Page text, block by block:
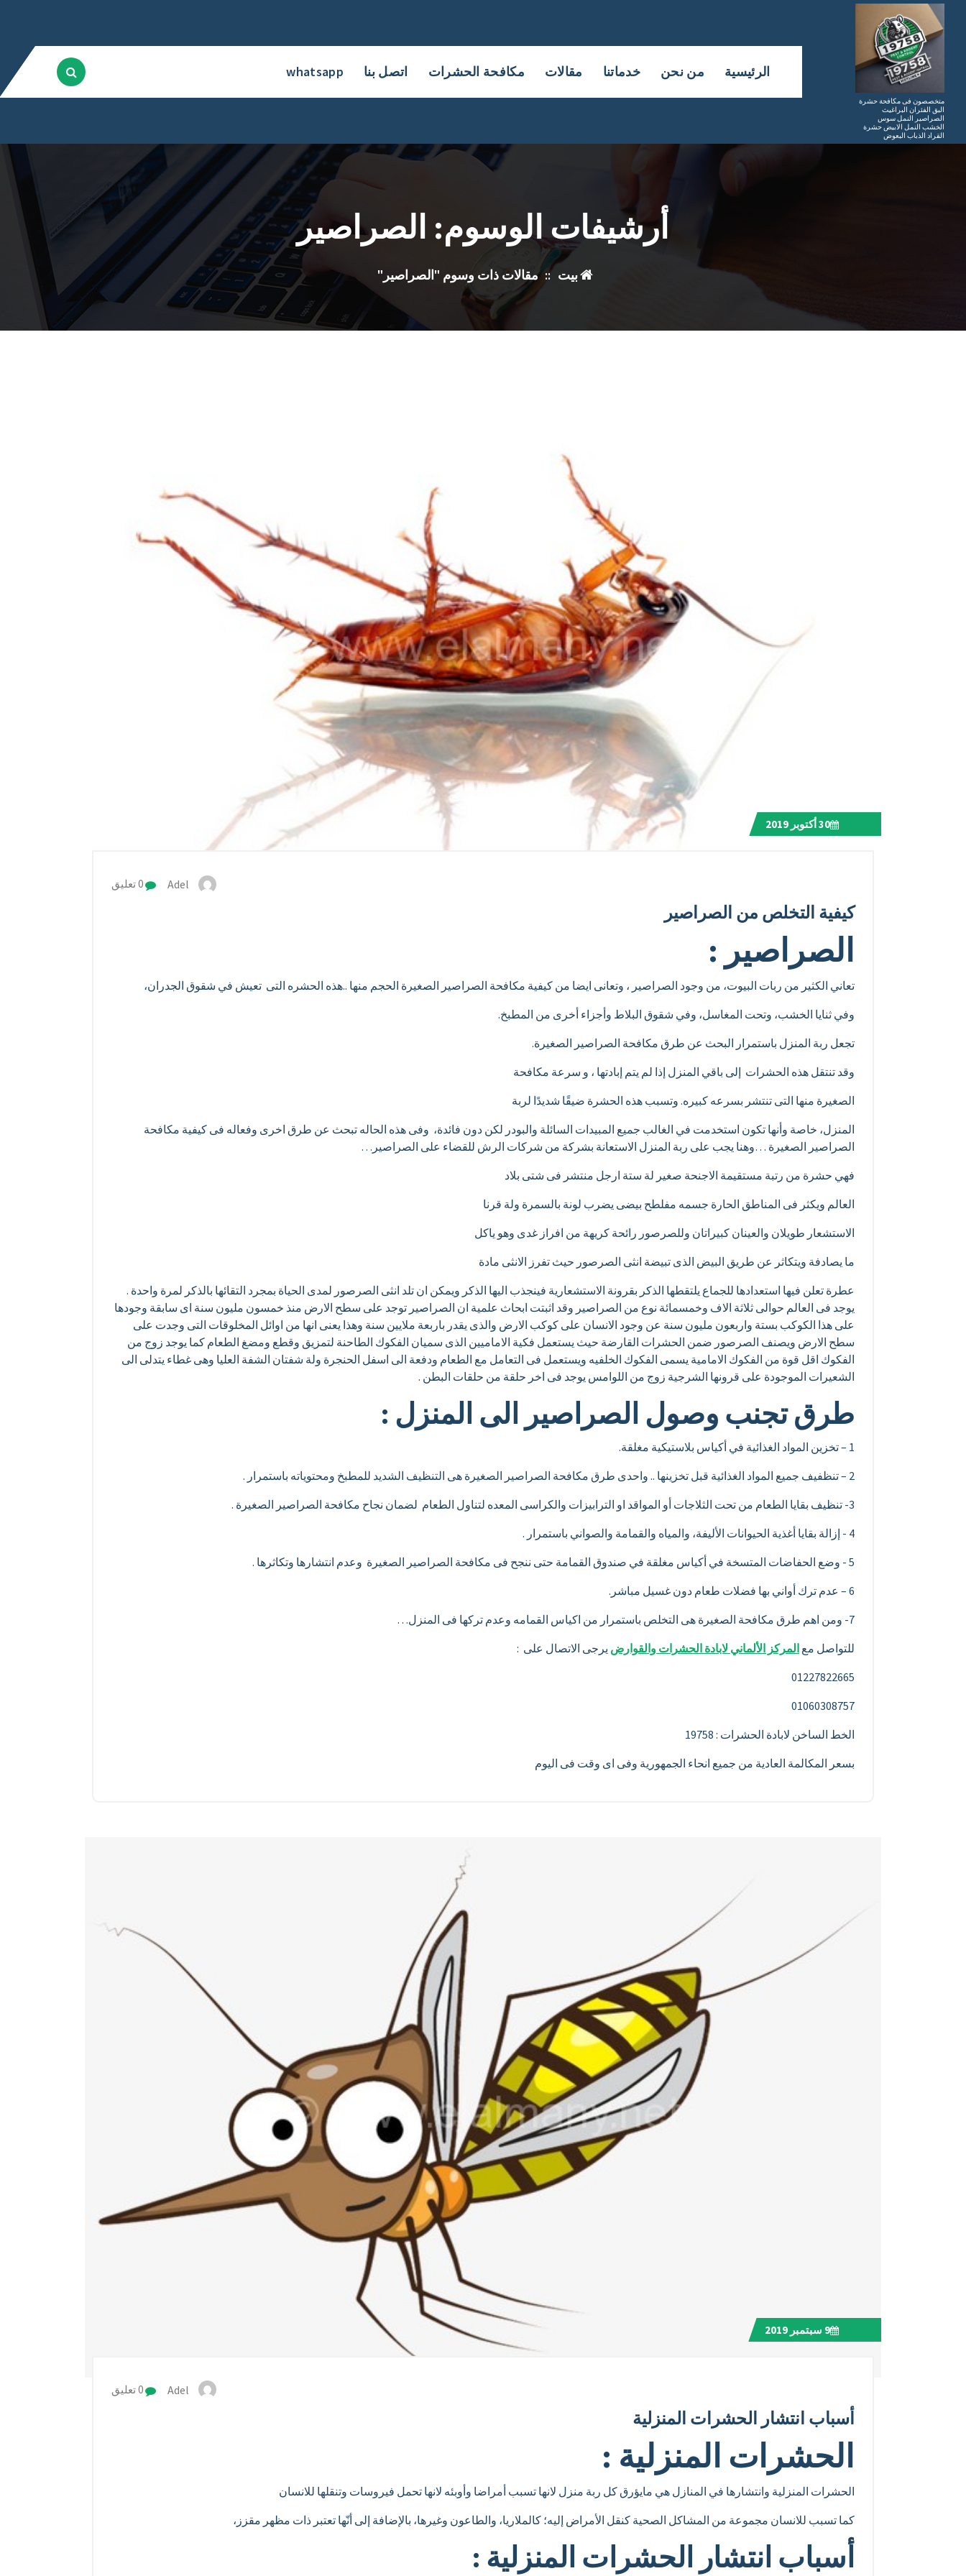
التجاوز
المحتوى
متخصصون فى مكافحة حشرة
البق الفئران البراغيث
الصراصير النمل سوس
الخشب النمل الابيض حشرة
القراد الذباب البعوض
الرئيسية من نحن خدماتنا مقالات مكافحة الحشرات اتصل بنا whatsapp
أرشيفات الوسوم: الصراصير
بيت :: مقالات ذات وسوم "الصراصير"
30أكتوبر 2019
Adel
كيفية التخلص من الصراصير
الصراصير :
تعاني الكثير من ربات البيوت، من وجود الصراصير ، وتعانى ايضا من كيفية مكافحة الصراصير الصغيرة الحجم منها ..هذه الحشره التى تعيش في شقوق الجدران،
وفي ثنايا الخشب، وتحت المغاسل، وفي شقوق البلاط وأجزاء أخرى من المطبخ.
تجعل ربة المنزل باستمرار البحث عن طرق مكافحة الصراصير الصغيرة.
وقد تنتقل هذه الحشرات إلى باقي المنزل إذا لم يتم إبادتها ، و سرعة مكافحة
الصغيرة منها التى تنتشر بسرعه كبيره. وتسبب هذه الحشرة ضيقًا شديدًا لربة
المنزل، خاصة وأنها تكون استخدمت في الغالب جميع المبيدات السائلة والبودر لكن دون فائدة، وفى هذه الحاله تبحث عن طرق اخرى وفعاله فى كيفية مكافحة
الصراصير الصغيرة …وهنا يجب على ربة المنزل الاستعانة بشركة من شركات الرش للقضاء على الصراصير…
فهي حشرة من رتبة مستقيمة الاجنحة صغير لة ستة ارجل منتشر فى شتى بلاد
العالم ويكثر فى المناطق الحارة جسمه مفلطح بيضى يضرب لونة بالسمرة ولة قرنا
الاستشعار طويلان والعينان كبيراتان وللصرصور رائحة كريهة من افراز غدى وهو ياكل
ما يصادفة ويتكاثر عن طريق البيض الذى تبيضة انثى الصرصور حيث تفرز الانثى مادة
عطرة تعلن فيها استعدادها للجماع يلتقطها الذكر بقرونة الاستشعارية فينجذب اليها الذكر ويمكن ان تلد انثى الصرصور لمدى الحياة بمجرد التقائها بالذكر لمرة واحدة .
يوجد فى العالم حوالى ثلاثة الاف وخمسمائة نوع من الصراصير وقد اثبتت ابحاث علمية ان الصراصير توجد على سطح الارض منذ خمسون مليون سنة اى سابقة وجودها
على هذا الكوكب بستة واربعون مليون سنة عن وجود الانسان على كوكب الارض والذى يقدر باربعة ملايين سنة وهذا يعنى انها من اوائل المخلوقات التى وجدت على
سطح الارض ويصنف الصرصور ضمن الحشرات القارضة حيث يستعمل فكية الاماميين الذى سميان الفكوك الطاحنة لتمزيق وقطع ومضغ الطعام كما يوجد زوج من
الفكوك اقل قوة من الفكوك الامامية يسمى الفكوك الخلفيه ويستعمل فى التعامل مع الطعام ودفعة الى اسفل الحنجرة ولة شفتان الشفة العليا وهى غطاء يتدلى الى
الشعيرات الموجودة على قرونها الشرجية زوج من اللوامس يوجد فى اخر حلقة من حلقات البطن .
طرق تجنب وصول الصراصير الى المنزل :
1 – تخزين المواد الغذائية في أكياس بلاستيكية مغلقة.
2 – تنظفيف جميع المواد الغذائية قبل تخزينها .. واحدى طرق مكافحة الصراصير الصغيرة هى التنظيف الشديد للمطبخ ومحتوياته باستمرار .
3- تنظيف بقايا الطعام من تحت الثلاجات أو المواقد او الترابيزات والكراسى المعده لتناول الطعام لضمان نجاح مكافحة الصراصير الصغيرة .
4 -‎ إزالة بقايا أغذية الحيوانات الأليفة، والمياه والقمامة والصواني باستمرار .
5 ‎- وضع الحفاضات المتسخة في أكياس مغلقة في صندوق القمامة حتى ننجح فى مكافحة الصراصير الصغيرة وعدم انتشارها وتكاثرها .
6 – ‎عدم ترك أواني بها فضلات طعام دون غسيل مباشر.
7- ومن اهم طرق مكافحة الصغيرة هى التخلص باستمرار من اكياس القمامه وعدم تركها فى المنزل…
للتواصل مع المركز الألماني لابادة الحشرات والقوارض يرجى الاتصال على :
01227822665
01060308757
الخط الساخن لابادة الحشرات : 19758
بسعر المكالمة العادية من جميع انحاء الجمهورية وفى اى وقت فى اليوم
9 سبتمبر 2019
Adel
أسباب انتشار الحشرات المنزلية
الحشرات المنزلية :
الحشرات المنزلية وانتشارها في المنازل هي مايؤرق كل ربة منزل لانها تسبب أمراضا وأوبئه لانها تحمل فيروسات وتنقلها للانسان
كما تسبب للانسان مجموعة من المشاكل الصحية كنقل الأمراض إليه؛ كالملاريا، والطاعون وغيرها، بالإضافة إلى أنّها تعتبر ذات مظهر مقزز،
أسباب انتشار الحشرات المنزلية :